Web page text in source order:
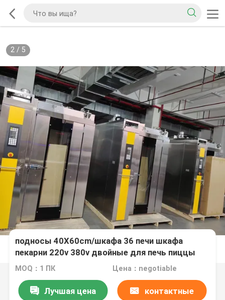
2/ 5
подносы 40X60cm/шкафа 36 печи шкафа
пекарни 220v 380v двойные для печь пиццы
тортов хлеба
MOQ：1 ПК Цена：negotiable
Лучшая цена контактные